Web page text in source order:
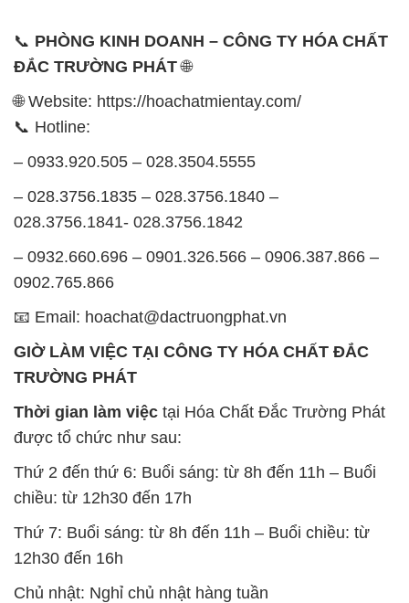
📞 PHÒNG KINH DOANH – CÔNG TY HÓA CHẤT
ĐẮC TRƯỜNG PHÁT🌐
🌐 Website: https://hoachatmientay.com/
📞 Hotline:
– 0933.920.505 – 028.3504.5555
– 028.3756.1835 – 028.3756.1840 –
028.3756.1841- 028.3756.1842
– 0932.660.696 – 0901.326.566 – 0906.387.866 –
0902.765.866
📧 Email: hoachat@dactruongphat.vn
GIỜ LÀM VIỆC TẠI CÔNG TY HÓA CHẤT ĐẮC
TRƯỜNG PHÁT
Thời gian làm việc tại Hóa Chất Đắc Trường Phát
được tổ chức như sau:
Thứ 2 đến thứ 6: Buổi sáng: từ 8h đến 11h – Buổi
chiều: từ 12h30 đến 17h
Thứ 7: Buổi sáng: từ 8h đến 11h – Buổi chiều: từ
12h30 đến 16h
Chủ nhật: Nghỉ chủ nhật hàng tuần